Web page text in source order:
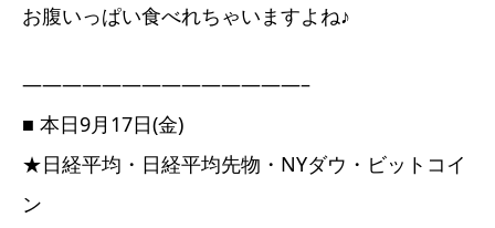
お腹いっぱい食べれちゃいますよね♪
——————————————–
■ 本日9月17日(金)
★日経平均・日経平均先物・NYダウ・ビットコイ
ン